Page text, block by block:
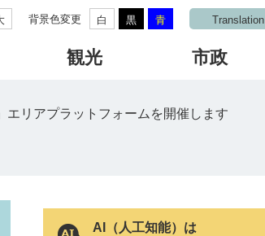
背景色変更 白 黒 青 Translation
観光 市政
リアプラットフォームを開催します
AI（人工知能）は